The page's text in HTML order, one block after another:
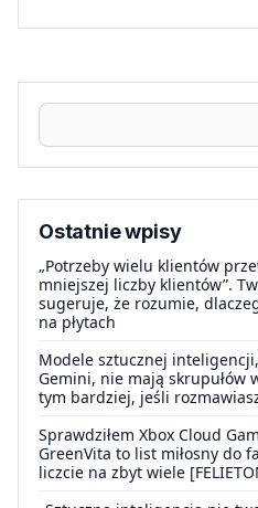
Ostatnie wpisy
„Potrzeby wielu klientów
mniejszej liczby klientów”.
sugeruje, że rozumie,
na płytach
Modele sztucznej
Gemini, nie mają skrupułów
tym bardziej, jeśli
Sprawdziłem Xbox Cloud
GreenVita to list miłosny do
liczcie na zbyt wiele